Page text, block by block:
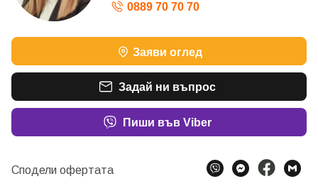
0889 70 70 70
Заяви оглед
Задай ни въпрос
Пиши във Viber
Сподели офертата